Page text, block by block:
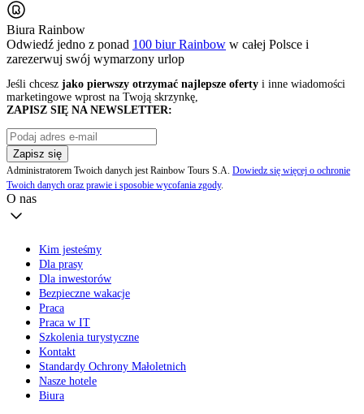
Biura Rainbow
Odwiedź jedno z ponad 100 biur Rainbow w całej Polsce i
zarezerwuj swój wymarzony urlop
Jeśli chcesz jako pierwszy otrzymać najlepsze oferty i inne wiadomości
marketingowe wprost na Twoją skrzynkę,
ZAPISZ SIĘ NA NEWSLETTER:
Zapisz się
Administratorem Twoich danych jest Rainbow Tours S.A. Dowiedz się więcej o ochronie
Twoich danych oraz prawie i sposobie wycofania zgody.
O nas
Kim jesteśmy
Dla prasy
Dla inwestorów
Bezpieczne wakacje
Praca
Praca w IT
Szkolenia turystyczne
Kontakt
Standardy Ochrony Małoletnich
Nasze hotele
Biura